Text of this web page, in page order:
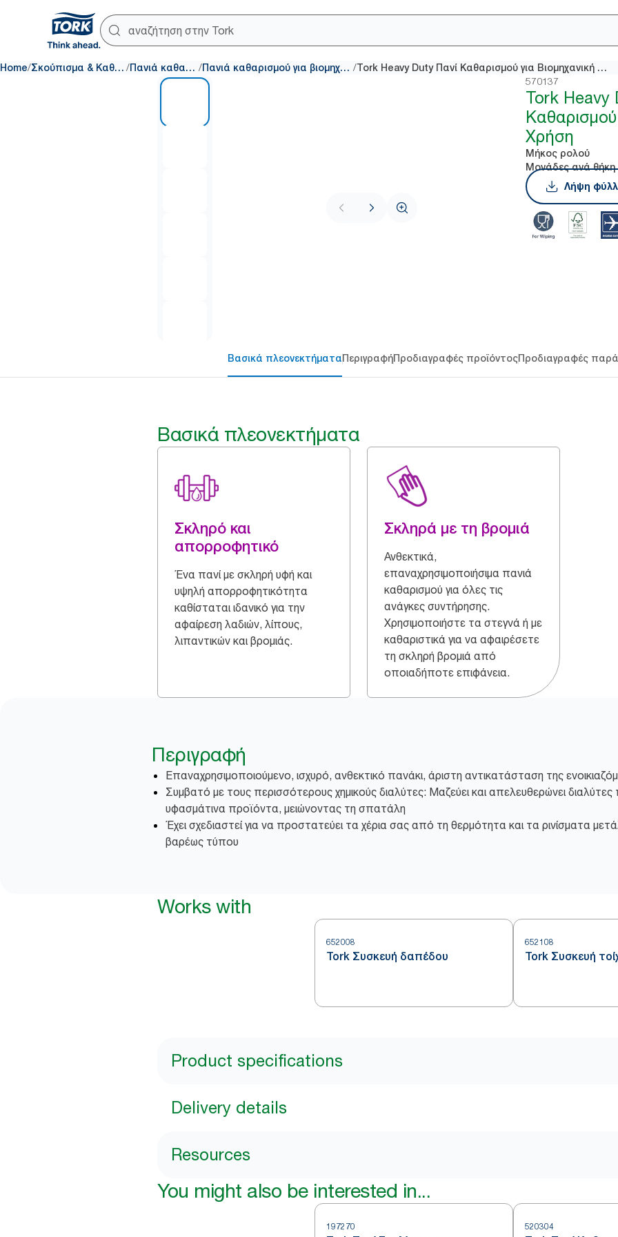
Home/ Σκούπισμα & Καθαρισμός / Πανιά καθαρισμού / Πανιά καθαρισμού για βιομηχανική χρήση / Tork Heavy Duty Πανί Καθαρισμού για Βιομηχανική Χρήση
570137
Tork Heavy
Καθαρισμού
Χρήση
Μήκος ρολού
Μονάδες ανά θήκη
Λήψη
Βασικά πλεονεκτήματαΠεριγραφήΠροδιαγραφές προϊόντοςΠροδιαγραφές
Βασικά πλεονεκτήματα
Σκληρό και
απορροφητικό
Ένα πανί με σκληρή υφή και
υψηλή απορροφητικότητα
καθίσταται ιδανικό για την
αφαίρεση λαδιών, λίπους,
λιπαντικών και βρομιάς.
Σκληρά με τη βρομιά
Ανθεκτικά,
επαναχρησιμοποιήσιμα πανιά
καθαρισμού για όλες τις
ανάγκες συντήρησης.
Χρησιμοποιήστε τα στεγνά ή με
καθαριστικά για να αφαιρέσετε
τη σκληρή βρομιά από
οποιαδήποτε επιφάνεια.
Περιγραφή
Επαναχρησιμοποιούμενο, ισχυρό, ανθεκτικό πανάκι, άριστη αντικατάσταση της
Συμβατό με τους περισσότερους χημικούς διαλύτες: Μαζεύει και απελευθερώνει
υφασμάτινα προϊόντα, μειώνοντας τη σπατάλη
Έχει σχεδιαστεί για να προστατεύει τα χέρια σας από τη θερμότητα και τα ρινίσματα
βαρέως τύπου
Works with
652008
Tork Συσκευή δαπέδου
652108
Tork Συσκευή
Product specifications
Delivery details
Resources
You might also be interested in...
197270 520304